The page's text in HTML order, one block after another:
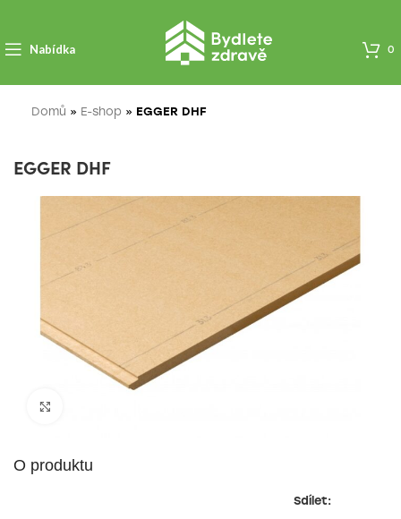
Nabídka 0
Domů » E-shop » EGGER DHF
EGGER DHF
O produktu
Sdílet: